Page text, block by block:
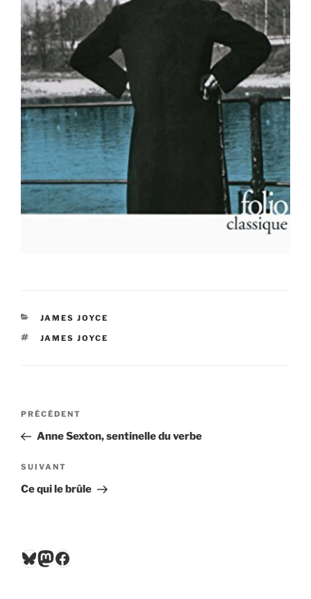
CATÉGORIES
JAMES JOYCE
ÉTIQUETTES
JAMES JOYCE
Navigation
l’article
Article
précédent
PRÉCÉDENT
Anne Sexton, sentinelle du verbe
Article
suivant
SUIVANT
Ce qui le brûle
Bluesky
Mastodon
Facebook